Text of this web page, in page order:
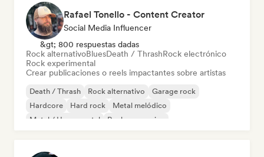
Rafael Tonello - Content Creator
Social Media Influencer
&gt; 800 respuestas dadas
Rock alternativoBluesDeath / ThrashRock electrónico
Rock experimental
Crear publicaciones o reels impactantes sobre artistas
Death / Thrash Rock alternativo
Garage rock
Hardcore
Hard rock
Metal melódico
Metal / Heavy metal
Rock progresivo